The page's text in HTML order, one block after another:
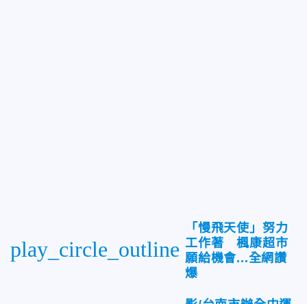
play_circle_outline
「慢飛天使」努力
工作著 楓康超市
願給機會...全網讚
爆